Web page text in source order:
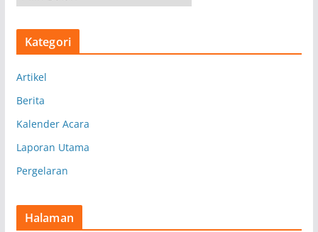
r
s
Kategori
Artikel
Berita
Kalender Acara
Laporan Utama
Pergelaran
Halaman